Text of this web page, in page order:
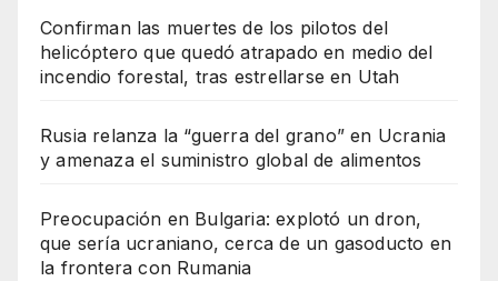
Confirman las muertes de los pilotos del
helicóptero que quedó atrapado en medio del
incendio forestal, tras estrellarse en Utah
Rusia relanza la “guerra del grano” en Ucrania
y amenaza el suministro global de alimentos
Preocupación en Bulgaria: explotó un dron,
que sería ucraniano, cerca de un gasoducto en
la frontera con Rumania